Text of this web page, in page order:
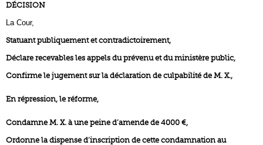
DÉCISION
La Cour,
Statuant publiquement et contradictoirement,
Déclare recevables les appels du prévenu et du ministère public,
Confirme le jugement sur la déclaration de culpabilité de M. X.,
En répression, le réforme,
Condamne M. X. à une peine d’amende de 4000 €,
Ordonne la dispense d’inscription de cette condamnation au